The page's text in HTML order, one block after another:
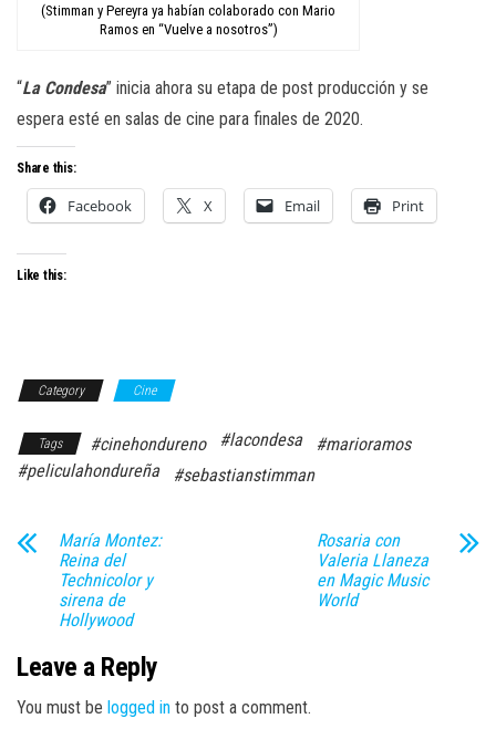
(Stimman y Pereyra ya habían colaborado con Mario
Ramos en “Vuelve a nosotros”)
“La Condesa” inicia ahora su etapa de post producción y se
espera esté en salas de cine para finales de 2020.
Share this:
Facebook X Email Print
Like this:
Category Cine
Tags #cinehondureno #lacondesa
#marioramos
#peliculahondureña
#sebastianstimman
María Montez:
Reina del
Technicolor y
sirena de
Hollywood
Rosaria con
Valeria Llaneza
en Magic Music
World
Leave a Reply
You must be logged in to post a comment.